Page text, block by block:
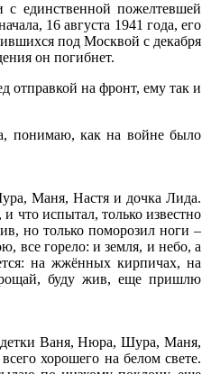
единственной пожелтевшей
16 августа 1941 года, его
под Москвой с декабря
он погибнет.
отправкой на фронт, ему так и
понимаю, как на войне было
Маня, Настя и дочка Лида.
что испытал, только известно
но только поморозил ноги –
все горело: и земля, и небо, а
на жжённых кирпичах, на
буду жив, еще пришлю
детки Ваня, Нюра, Шура, Маня,
хорошего на белом свете.